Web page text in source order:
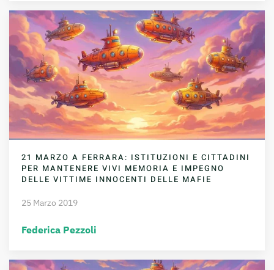
21 MARZO A FERRARA: ISTITUZIONI E CITTADINI
PER MANTENERE VIVI MEMORIA E IMPEGNO
DELLE VITTIME INNOCENTI DELLE MAFIE
25 Marzo 2019
Federica Pezzoli